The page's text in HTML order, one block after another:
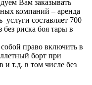
Вам заказывать
компаний – аренда
услуги составляет 700
риска боя тары в
право включить в
борт при
и т.д. в том числе без